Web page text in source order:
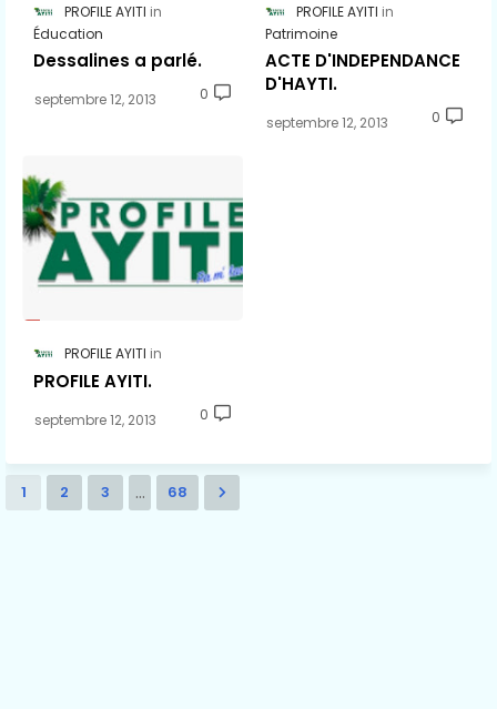
PROFILE AYITI
Éducation
Dessalines a parlé.
septembre 12, 2013 0
PROFILE AYITI
Patrimoine
ACTE D'INDEPENDANCE
D'HAYTI.
septembre 12, 2013 0
PROFILE AYITI
PROFILE AYITI.
septembre 12, 2013 0
1 2 3 ... 68